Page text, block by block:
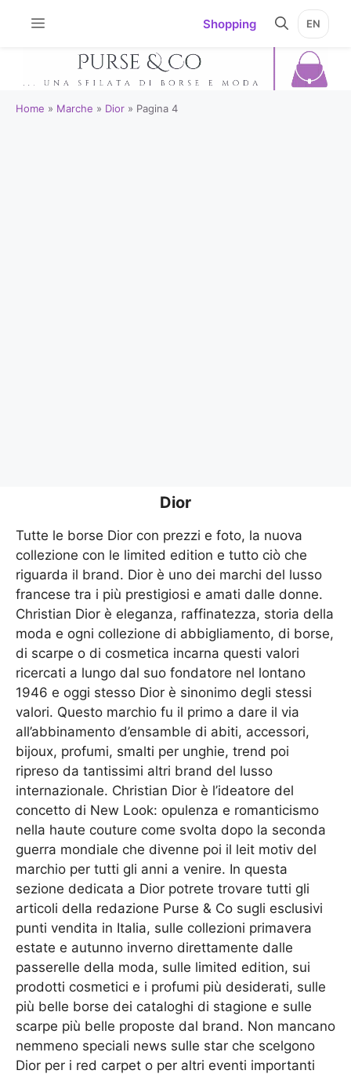
Shopping EN
Home » Marche » Dior » Pagina 4
Dior
Tutte le borse Dior con prezzi e foto, la nuova
collezione con le limited edition e tutto ciò che
riguarda il brand. Dior è uno dei marchi del lusso
francese tra i più prestigiosi e amati dalle donne.
Christian Dior è eleganza, raffinatezza, storia della
moda e ogni collezione di abbigliamento, di borse,
di scarpe o di cosmetica incarna questi valori
ricercati a lungo dal suo fondatore nel lontano
1946 e oggi stesso Dior è sinonimo degli stessi
valori. Questo marchio fu il primo a dare il via
all’abbinamento d’ensamble di abiti, accessori,
bijoux, profumi, smalti per unghie, trend poi
ripreso da tantissimi altri brand del lusso
internazionale. Christian Dior è l’ideatore del
concetto di New Look: opulenza e romanticismo
nella haute couture come svolta dopo la seconda
guerra mondiale che divenne poi il leit motiv del
marchio per tutti gli anni a venire. In questa
sezione dedicata a Dior potrete trovare tutti gli
articoli della redazione Purse & Co sugli esclusivi
punti vendita in Italia, sulle collezioni primavera
estate e autunno inverno direttamente dalle
passerelle della moda, sulle limited edition, sui
prodotti cosmetici e i profumi più desiderati, sulle
più belle borse dei cataloghi di stagione e sulle
scarpe più belle proposte dal brand. Non mancano
nemmeno speciali news sulle star che scelgono
Dior per i red carpet o per altri eventi importanti